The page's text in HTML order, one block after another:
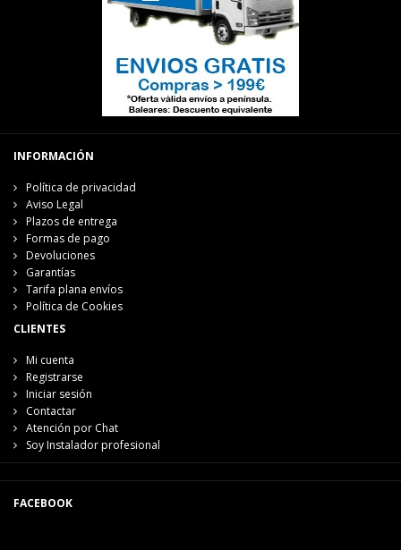
INFORMACIÓN
Política de privacidad
Aviso Legal
Plazos de entrega
Formas de pago
Devoluciones
Garantías
Tarifa plana envíos
Política de Cookies
CLIENTES
Mi cuenta
Registrarse
Iniciar sesión
Contactar
Atención por Chat
Soy Instalador profesional
FACEBOOK